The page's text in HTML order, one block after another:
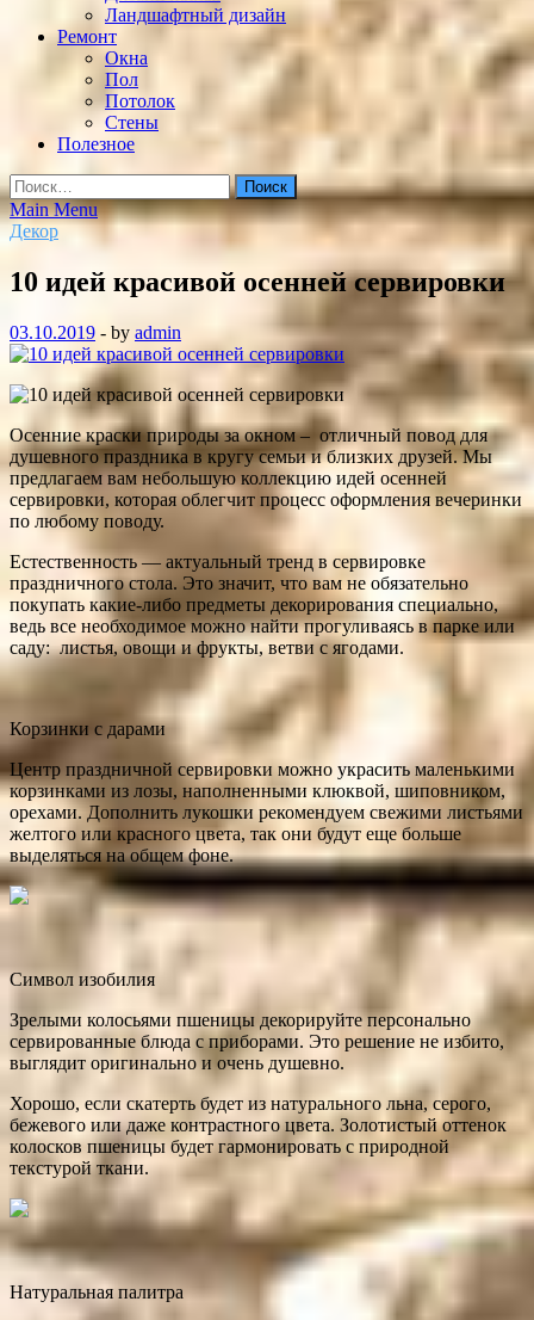
Ландшафтный дизайн
Ремонт
Окна
Пол
Потолок
Стены
Полезное
Найти:
Main Menu
Декор
10 идей красивой осенней сервировки
03.10.2019 - by admin
Осенние краски природы за окном – отличный повод для
душевного праздника в кругу семьи и близких друзей. Мы
предлагаем вам небольшую коллекцию идей осенней
сервировки, которая облегчит процесс оформления вечеринки
по любому поводу.
Естественность — актуальный тренд в сервировке
праздничного стола. Это значит, что вам не обязательно
покупать какие-либо предметы декорирования специально,
ведь все необходимое можно найти прогуливаясь в парке или
саду: листья, овощи и фрукты, ветви с ягодами.
Корзинки с дарами
Центр праздничной сервировки можно украсить маленькими
корзинками из лозы, наполненными клюквой, шиповником,
орехами. Дополнить лукошки рекомендуем свежими листьями
желтого или красного цвета, так они будут еще больше
выделяться на общем фоне.
Символ изобилия
Зрелыми колосьями пшеницы декорируйте персонально
сервированные блюда с приборами. Это решение не избито,
выглядит оригинально и очень душевно.
Хорошо, если скатерть будет из натурального льна, серого,
бежевого или даже контрастного цвета. Золотистый оттенок
колосков пшеницы будет гармонировать с природной
текстурой ткани.
Натуральная палитра